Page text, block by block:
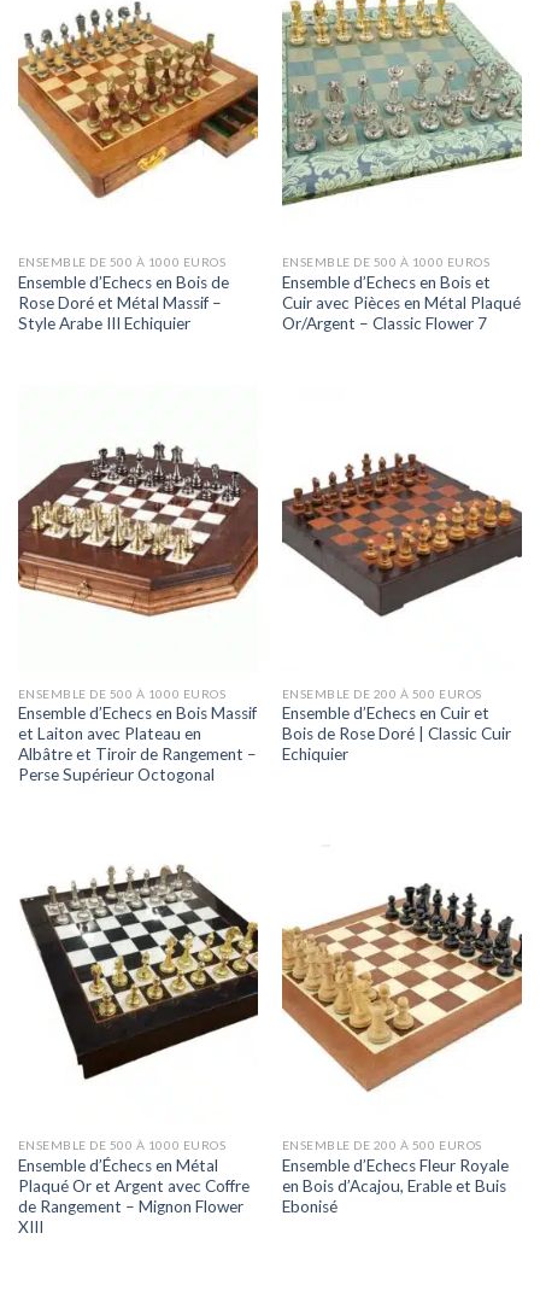
ENSEMBLE DE 500 À 1000 EUROS
Ensemble d’Echecs en Bois de
Rose Doré et Métal Massif –
Style Arabe III Echiquier
ENSEMBLE DE 500 À 1000 EUROS
Ensemble d’Echecs en Bois et
Cuir avec Pièces en Métal Plaqué
Or/Argent – Classic Flower 7
ENSEMBLE DE 500 À 1000 EUROS
Ensemble d’Echecs en Bois Massif
et Laiton avec Plateau en
Albâtre et Tiroir de Rangement –
Perse Supérieur Octogonal
ENSEMBLE DE 200 À 500 EUROS
Ensemble d’Echecs en Cuir et
Bois de Rose Doré | Classic Cuir
Echiquier
ENSEMBLE DE 500 À 1000 EUROS
Ensemble d’Échecs en Métal
Plaqué Or et Argent avec Coffre
de Rangement – Mignon Flower
XIII
ENSEMBLE DE 200 À 500 EUROS
Ensemble d’Echecs Fleur Royale
en Bois d’Acajou, Erable et Buis
Ebonisé